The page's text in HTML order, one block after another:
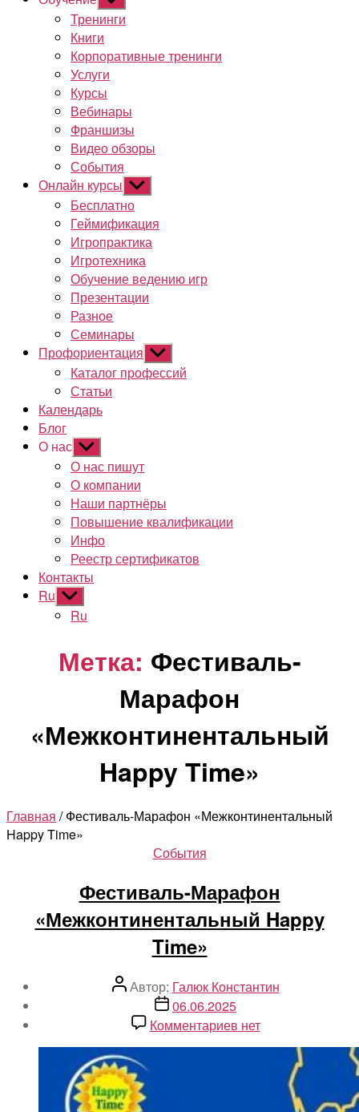
подменю
Тренинги
Книги
Корпоративные тренинги
Услуги
Курсы
Вебинары
Франшизы
Видео обзоры
События
Онлайн курсы Показывать
подменю
Бесплатно
Геймификация
Игропрактика
Игротехника
Обучение ведению игр
Презентации
Разное
Семинары
Профориентация Показывать
подменю
Каталог профессий
Статьи
Календарь
Блог
О нас Показывать
подменю
О нас пишут
О компании
Наши партнёры
Повышение квалификации
Инфо
Реестр сертификатов
Контакты
Ru Показывать
подменю
Ru
Метка: Фестиваль-
Марафон
«Межконтинентальный
Happy Time»
Главная / Фестиваль-Марафон «Межконтинентальный
Happy Time»
Рубрики
События
Фестиваль-Марафон
«Межконтинентальный Happy
Time»
АвторАвтор: Галюк Константин
Дата
записи
06.06.2025
Комментариевк
Фестиваль-
Марафон
нет